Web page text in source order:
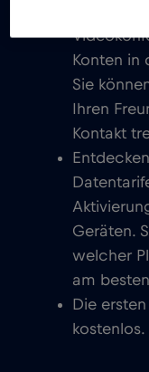
Konten in
Sie
Ihren
Kontakt
Geräten.
welcher
am
Die
kostenlos.